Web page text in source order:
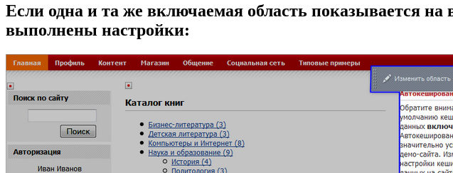
Если одна и та же включаемая область показывается на
выполнены настройки: